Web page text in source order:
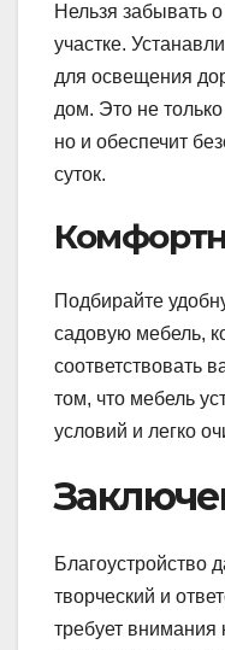
Нельзя забывать
участке.
для освещения
дом. Это не
но и обеспечит
суток.
Подбирайте
садовую мебель,
соответствовать
том, что мебель
условий и легко
Благоустройство
творческий и
требует внимания